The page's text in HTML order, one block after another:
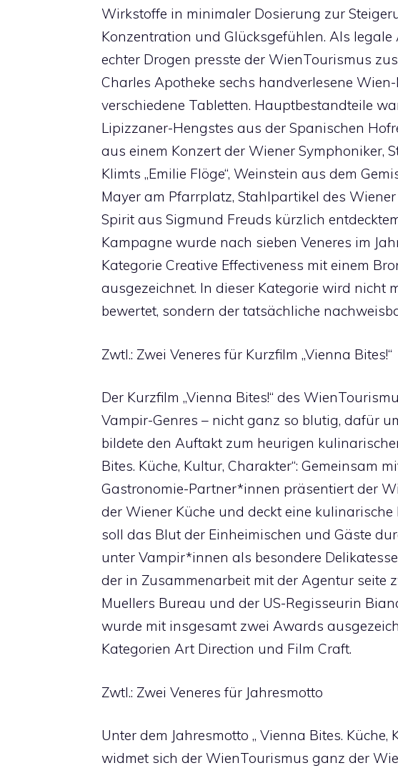
Wirkstoffe in minimaler Dosierung zur
Konzentration und Glücksgefühlen. Als
echter Drogen presste der WienTourismus
Charles Apotheke sechs handverlesene
verschiedene Tabletten. Hauptbestandteile
Lipizzaner-Hengstes aus der Spanischen
aus einem Konzert der Wiener Symphoniker,
Klimts „Emilie Flöge“, Weinstein aus dem
Mayer am Pfarrplatz, Stahlpartikel des
Spirit aus Sigmund Freuds kürzlich
Kampagne wurde nach sieben Veneres im
Kategorie Creative Effectiveness mit einem
ausgezeichnet. In dieser Kategorie wird nicht
bewertet, sondern der tatsächliche
Zwtl.: Zwei Veneres für Kurzfilm „Vienna Bites!“
Der Kurzfilm „Vienna Bites!“ des
Vampir-Genres – nicht ganz so blutig, dafür
bildete den Auftakt zum heurigen
Bites. Küche, Kultur, Charakter“: Gemeinsam
Gastronomie-Partner*innen präsentiert der
der Wiener Küche und deckt eine kulinarische
soll das Blut der Einheimischen und Gäste
unter Vampir*innen als besondere
der in Zusammenarbeit mit der Agentur seite
Muellers Bureau und der US-Regisseurin
wurde mit insgesamt zwei Awards
Kategorien Art Direction und Film Craft.
Zwtl.: Zwei Veneres für Jahresmotto
Unter dem Jahresmotto „ Vienna Bites. Küche,
widmet sich der WienTourismus ganz der